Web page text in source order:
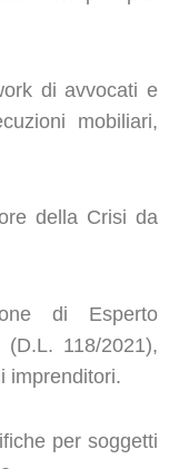
di avvocati e
mobiliari,
della Crisi da
di Esperto
118/2021),
imprenditori.
per soggetti